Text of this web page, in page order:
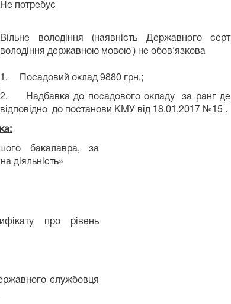
Не потребує
Вільне володіння (наявність Державного
володіння державною мовою ) не обов’язкова
1. Посадовий оклад 9880 грн.;
2. Надбавка до посадового окладу за ранг
відповідно до постанови КМУ від 18.01.2017 №15 .
:
бакалавра, за
діяльність»
про рівень
службовця